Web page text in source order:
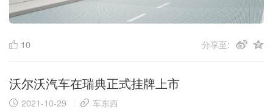
10 分享至:
沃尔沃汽车在瑞典正式挂牌上市
2021-10-29 车东西